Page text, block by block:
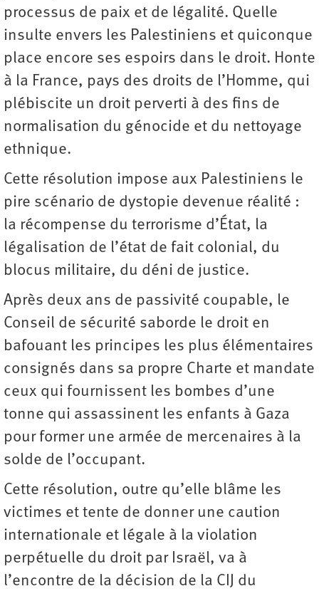
processus de paix et de légalité. Quelle
insulte envers les Palestiniens et quiconque
place encore ses espoirs dans le droit. Honte
à la France, pays des droits de l’Homme, qui
plébiscite un droit perverti à des fins de
normalisation du génocide et du nettoyage
ethnique.
Cette résolution impose aux Palestiniens le
pire scénario de dystopie devenue réalité :
la récompense du terrorisme d’État, la
légalisation de l’état de fait colonial, du
blocus militaire, du déni de justice.
Après deux ans de passivité coupable, le
Conseil de sécurité saborde le droit en
bafouant les principes les plus élémentaires
consignés dans sa propre Charte et mandate
ceux qui fournissent les bombes d’une
tonne qui assassinent les enfants à Gaza
pour former une armée de mercenaires à la
solde de l’occupant.
Cette résolution, outre qu’elle blâme les
victimes et tente de donner une caution
internationale et légale à la violation
perpétuelle du droit par Israël, va à
l’encontre de la décision de la CIJ du